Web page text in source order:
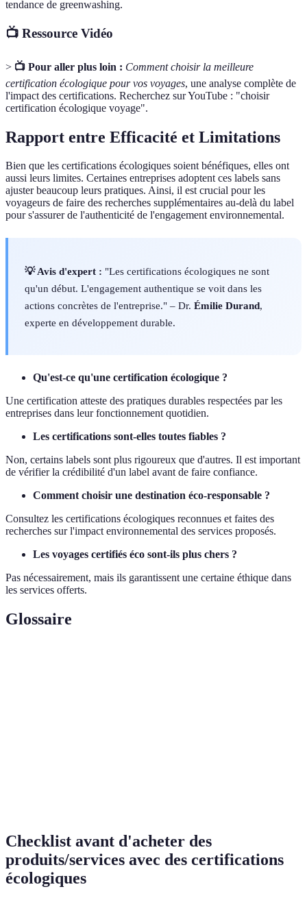
tendance de greenwashing.
📺 Ressource Vidéo
> 📺 Pour aller plus loin : Comment choisir la meilleure
certification écologique pour vos voyages, une analyse complète de
l'impact des certifications. Recherchez sur YouTube : "choisir
certification écologique voyage".
Rapport entre Efficacité et Limitations
Bien que les certifications écologiques soient bénéfiques, elles ont
aussi leurs limites. Certaines entreprises adoptent ces labels sans
ajuster beaucoup leurs pratiques. Ainsi, il est crucial pour les
voyageurs de faire des recherches supplémentaires au-delà du label
pour s'assurer de l'authenticité de l'engagement environnemental.
💡 Avis d'expert : "Les certifications écologiques ne sont
qu'un début. L'engagement authentique se voit dans les
actions concrètes de l'entreprise." – Dr. Émilie Durand,
experte en développement durable.
Qu'est-ce qu'une certification écologique ?
Une certification atteste des pratiques durables respectées par les
entreprises dans leur fonctionnement quotidien.
Les certifications sont-elles toutes fiables ?
Non, certains labels sont plus rigoureux que d'autres. Il est important
de vérifier la crédibilité d'un label avant de faire confiance.
Comment choisir une destination éco-responsable ?
Consultez les certifications écologiques reconnues et faites des
recherches sur l'impact environnemental des services proposés.
Les voyages certifiés éco sont-ils plus chers ?
Pas nécessairement, mais ils garantissent une certaine éthique dans
les services offerts.
Glossaire
Checklist avant d'acheter des
produits/services avec des certifications
écologiques